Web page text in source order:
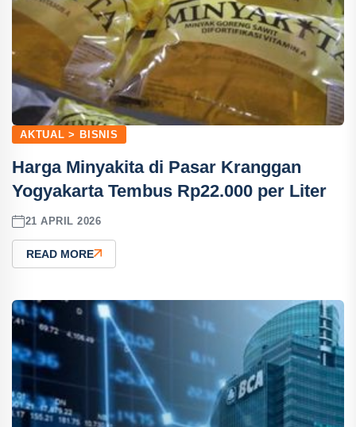
AKTUAL > BISNIS
Harga Minyakita di Pasar Kranggan
Yogyakarta Tembus Rp22.000 per Liter
21 APRIL 2026
READ MORE